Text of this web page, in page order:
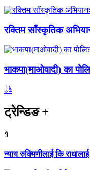
रक्तिम साँस्कृतिक
भाकपा(माओवादी) का
ट्रेन्डिङ+
१
न्याय रुक्मिणीलाई कि